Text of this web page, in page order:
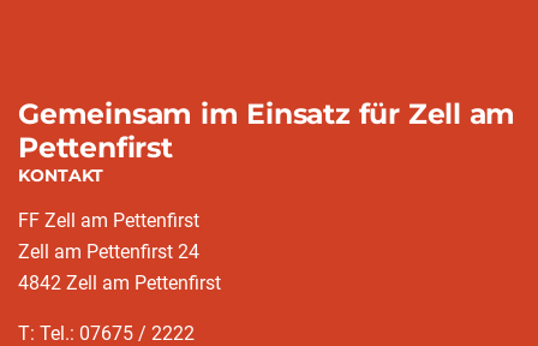
Gemeinsam im Einsatz für Zell am
Pettenfirst
KONTAKT
FF Zell am Pettenfirst
Zell am Pettenfirst 24
4842 Zell am Pettenfirst
T: Tel.: 07675 / 2222